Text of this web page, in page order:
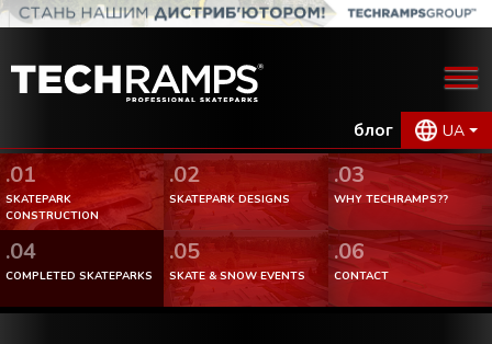
блог UA
.01
SKATEPARK
CONSTRUCTION
.02
SKATEPARK DESIGNS
.03
WHY TECHRAMPS??
.04
COMPLETED SKATEPARKS
.05
SKATE & SNOW EVENTS
.06
CONTACT